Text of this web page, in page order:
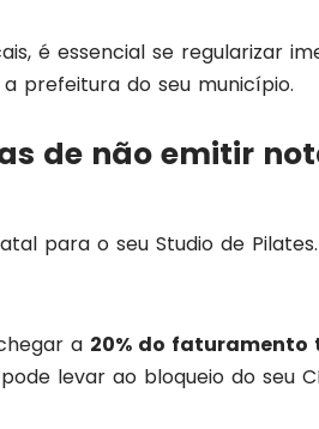
é essencial se regularizar
prefeitura do seu município.
de não emitir
para o seu Studio de
a 20% do faturamento
levar ao bloqueio do seu